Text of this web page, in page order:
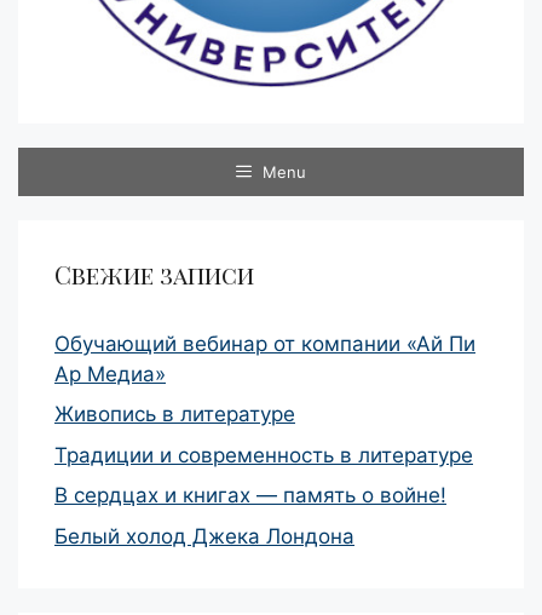
Menu
Свежие записи
Обучающий вебинар от компании «Ай Пи
Ар Медиа»
Живопись в литературе
Традиции и современность в литературе
В сердцах и книгах — память о войне!
Белый холод Джека Лондона